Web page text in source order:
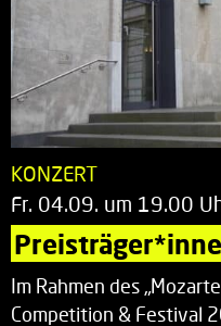
KONZERT
Fr. 04.09. um 19.00
Im Rahmen des
Competition & Festival